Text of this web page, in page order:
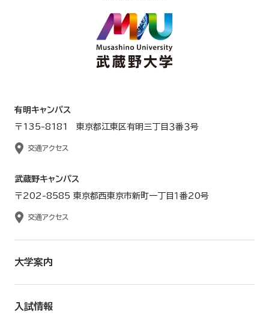
有明キャンパス
〒135-8181 東京都江東区有明三丁目３番３号
交通アクセス
武蔵野キャンパス
〒202-8585 東京都西東京市新町一丁目１番20号
交通アクセス
大学案内
入試情報